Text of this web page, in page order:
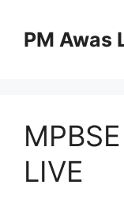
PM Awas
LIVE